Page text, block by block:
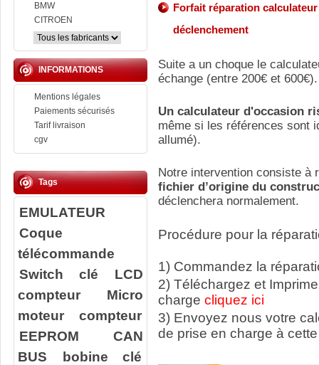
BMW
CITROEN
INFORMATIONS
Mentions légales
Paiements sécurisés
Tarif livraison
cgv
Tags
EMULATEUR
Coque
télécommande
Switch clé
LCD
compteur
Micro
moteur compteur
EEPROM
CAN
BUS
bobine clé
Forfait réparation
déclenchement
Suite a un choque le
échange (entre 200€ et 600€).
Un calculateur d'occasion
même si les références sont
allumé).
Notre intervention consiste à r
fichier d’origine du
déclenchera normalement.
Procédure pour la
1) Commandez la
2) Téléchargez et
charge cliquez ici
3) Envoyez nous votre
de prise en charge à